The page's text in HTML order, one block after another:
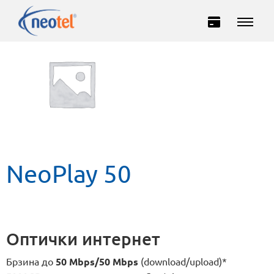
Домашни Деловни
ТЕЛЕВИЗИЈА
NeoPlay 50
Оптички интернет
Брзина до 50 Mbps/50 Mbps (download/upload)*